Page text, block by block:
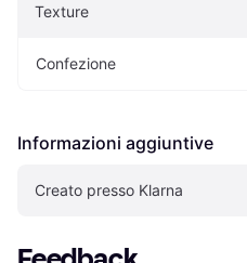
Texture
Confezione
Informazioni aggiuntive
Creato presso Klarna